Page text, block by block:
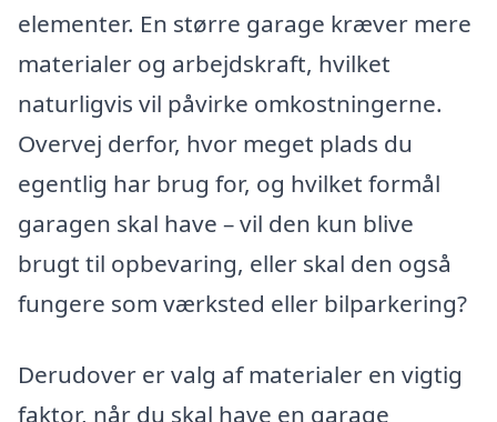
elementer. En større garage kræver mere
materialer og arbejdskraft, hvilket
naturligvis vil påvirke omkostningerne.
Overvej derfor, hvor meget plads du
egentlig har brug for, og hvilket formål
garagen skal have – vil den kun blive
brugt til opbevaring, eller skal den også
fungere som værksted eller bilparkering?
Derudover er valg af materialer en vigtig
faktor, når du skal have en garage